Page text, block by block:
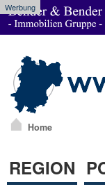
Werbung
Home
REGION